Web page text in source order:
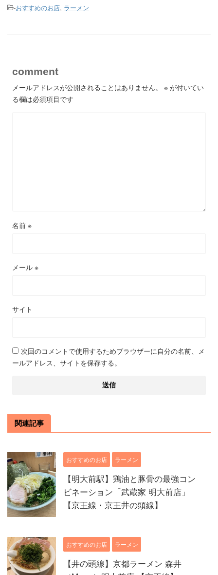
-おすすめのお店, ラーメン
comment
メールアドレスが公開されることはありません。 ※ が付いてい
る欄は必須項目です
名前 ※
メール ※
サイト
次回のコメントで使用するためブラウザーに自分の名前、メ
ールアドレス、サイトを保存する。
関連記事
おすすめのお店 ラーメン
【明大前駅】鶏油と豚骨の最強コン
ビネーション「武蔵家 明大前店」
【京王線・京王井の頭線】
おすすめのお店 ラーメン
【井の頭線】京都ラーメン 森井